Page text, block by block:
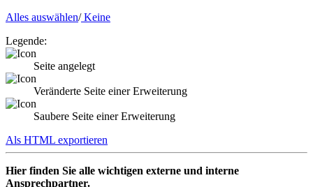
Alles auswählen/Keine
Legende:
Seite angelegt
Veränderte Seite einer Erweiterung
Saubere Seite einer Erweiterung
Als HTML exportieren
Hier finden Sie alle wichtigen externe und interne
Ansprechpartner.